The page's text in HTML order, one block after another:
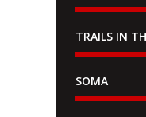
TRAILS IN
SOMA